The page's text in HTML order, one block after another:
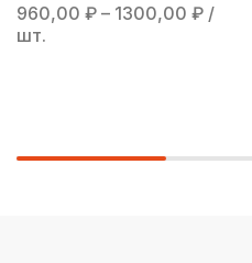
960,00 ₽ – 1300,00 ₽ /
шт.